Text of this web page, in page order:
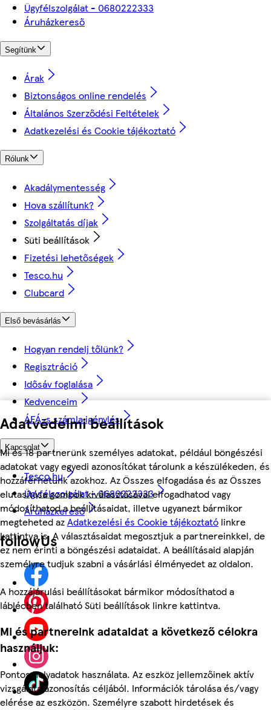
Adatvédelmi beállítások
Mi és 18 partnerünk személyes adatokat, például böngészési
adatokat vagy egyedi azonosítókat tárolunk a készülékeden, és
hozzáférhetünk azokhoz. Az Összes elfogadása és az Összes
elutasítása gombok kiválasztásával elfogadhatod vagy
módosíthatod a beállításaidat, illetve ugyanezt bármikor
megteheted azAdatkezelési és Cookie tájékoztató linkre
kattintva is. A választásaidat megosztjuk a partnereinkkel, de
ez nem érinti a böngészési adataidat. A beállításaid alapján
személyre tudjuk szabni a vásárlási élményedet az oldalon.
A hozzájárulási beállításokat bármikor módosíthatod a
láblécben található Süti beállítások linkre kattintva.
Mi és partnereink adataidat a következő célokra
használjuk:
Pontos helyadatok használata. Az eszköz jellemzőinek aktív
vizsgálata azonosítás céljából. Információk tárolása és/vagy
elérése az eszközön. Személyre szabott hirdetések és
Ügyfélszolgálat - 0680222333
Áruházkereső
Segítünk
Árak
Biztonságos online rendelés
Általános Szerződési Feltételek
Adatkezelési és Cookie tájékoztató
Rólunk
Akadálymentesség
Hova szállítunk?
Szolgáltatás díjak
Süti beállítások
Fizetési lehetőségek
Tesco.hu
Clubcard
Első bevásárlás
Hogyan rendelj tőlünk?
Regisztráció
Idősáv foglalása
Kedvenceim
ÁFÁ-s számla igénylés
Kapcsolat
Tesco.hu
Ügyfélszolgálat - 0680222333
Áruházkereső
followUs